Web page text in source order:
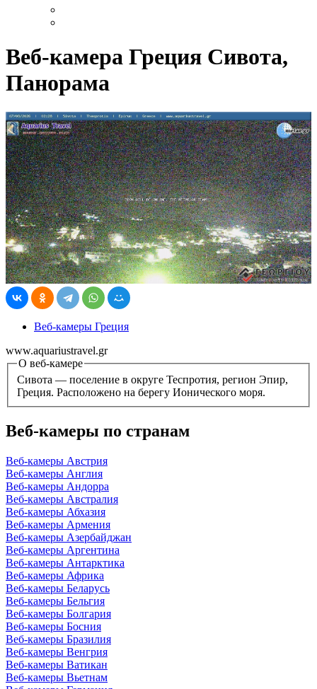
Веб-камера Греция Сивота,
Панорама
Веб-камеры Греция
www.aquariustravel.gr
О веб-камере
Сивота — поселение в округе Теспротия, регион Эпир,
Греция. Расположено на берегу Ионического моря.
Веб-камеры по странам
Веб-камеры Австрия
Веб-камеры Англия
Веб-камеры Андорра
Веб-камеры Австралия
Веб-камеры Абхазия
Веб-камеры Армения
Веб-камеры Азербайджан
Веб-камеры Аргентина
Веб-камеры Антарктика
Веб-камеры Африка
Веб-камеры Беларусь
Веб-камеры Бельгия
Веб-камеры Болгария
Веб-камеры Босния
Веб-камеры Бразилия
Веб-камеры Венгрия
Веб-камеры Ватикан
Веб-камеры Вьетнам